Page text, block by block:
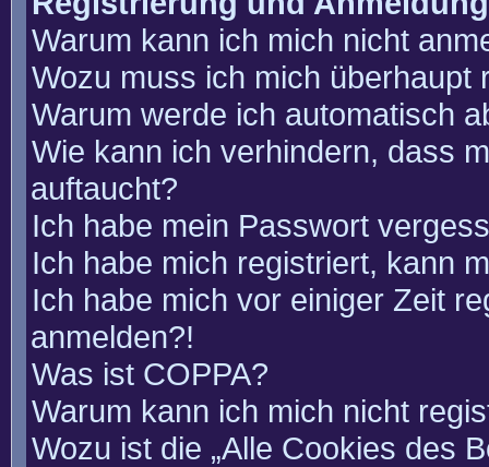
Warum kann ich mich nicht
Wozu muss ich mich überhaupt
Warum werde ich automatisch
Wie kann ich verhindern, dass
auftaucht?
Ich habe mein Passwort
Ich habe mich registriert, kann
Ich habe mich vor einiger Zeit
anmelden?!
Was ist COPPA?
Warum kann ich mich nicht
Wozu ist die „Alle Cookies des